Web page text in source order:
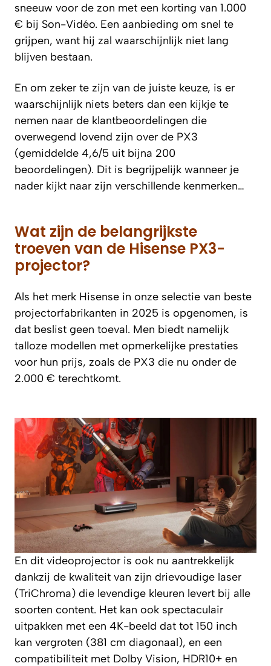
sneeuw voor de zon met een korting van 1.000
€ bij Son-Vidéo. Een aanbieding om snel te
grijpen, want hij zal waarschijnlijk niet lang
blijven bestaan.
En om zeker te zijn van de juiste keuze, is er
waarschijnlijk niets beters dan een kijkje te
nemen naar de klantbeoordelingen die
overwegend lovend zijn over de PX3
(gemiddelde 4,6/5 uit bijna 200
beoordelingen). Dit is begrijpelijk wanneer je
nader kijkt naar zijn verschillende kenmerken…
Wat zijn de belangrijkste
troeven van de Hisense PX3-
projector?
Als het merk Hisense in onze selectie van beste
projectorfabrikanten in 2025 is opgenomen, is
dat beslist geen toeval. Men biedt namelijk
talloze modellen met opmerkelijke prestaties
voor hun prijs, zoals de PX3 die nu onder de
2.000 € terechtkomt.
En dit videoprojector is ook nu aantrekkelijk
dankzij de kwaliteit van zijn drievoudige laser
(TriChroma) die levendige kleuren levert bij alle
soorten content. Het kan ook spectaculair
uitpakken met een 4K-beeld dat tot 150 inch
kan vergroten (381 cm diagonaal), en een
compatibiliteit met Dolby Vision, HDR10+ en